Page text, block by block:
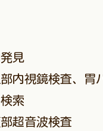
見
部内視鏡検査、胃
索
部超音波検査